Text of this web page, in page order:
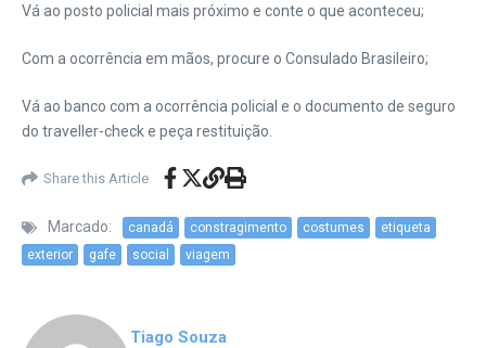
Vá ao posto policial mais próximo e conte o que aconteceu;
Com a ocorrência em mãos, procure o Consulado Brasileiro;
Vá ao banco com a ocorrência policial e o documento de seguro
do traveller-check e peça restituição.
Share this Article
Marcado: canadá constragimento costumes
etiqueta
exterior
gafe social viagem
Tiago Souza